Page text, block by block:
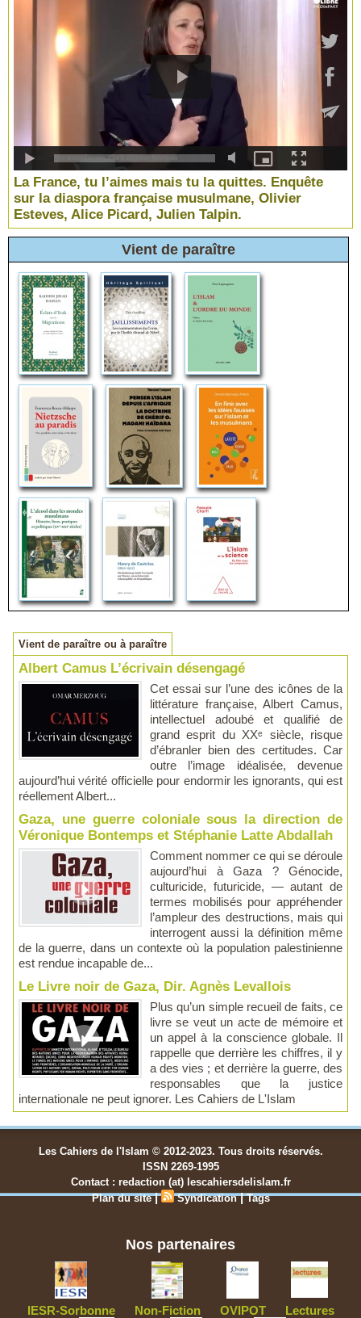
La France, tu l’aimes mais tu la quittes. Enquête
sur la diaspora française musulmane, Olivier
Esteves, Alice Picard, Julien Talpin.
Vient de paraître
Vient de paraître ou à paraître
Albert Camus L’écrivain désengagé
Cet essai sur l’une des icônes de la
littérature française, Albert Camus,
intellectuel adoubé et qualifié de
grand esprit du XXᵉ siècle, risque
d’ébranler bien des certitudes. Car
outre l’image idéalisée, devenue
aujourd’hui vérité officielle pour endormir les ignorants, qui est
réellement Albert...
Gaza, une guerre coloniale sous la direction de
Véronique Bontemps et Stéphanie Latte Abdallah
Comment nommer ce qui se déroule
aujourd’hui à Gaza ? Génocide,
culturicide, futuricide, — autant de
termes mobilisés pour appréhender
l’ampleur des destructions, mais qui
interrogent aussi la définition même
de la guerre, dans un contexte où la population palestinienne
est rendue incapable de...
Le Livre noir de Gaza, Dir. Agnès Levallois
Plus qu’un simple recueil de faits, ce
livre se veut un acte de mémoire et
un appel à la conscience globale. Il
rappelle que derrière les chiffres, il y
a des vies ; et derrière la guerre, des
responsables que la justice
internationale ne peut ignorer. Les Cahiers de L'Islam
Les Cahiers de l'Islam © 2012-2023. Tous droits réservés.
ISSN 2269-1995
Contact : redaction (at) lescahiersdelislam.fr
Plan du site | Syndication |Tags
Nos partenaires
IESR-Sorbonne Non-Fiction OVIPOT Lectures